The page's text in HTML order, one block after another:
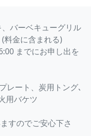
バーベキューグリル
料金に含まれる)
までにお申し出を
レート、炭用トング､
用バケツ
すのでご安心下さ